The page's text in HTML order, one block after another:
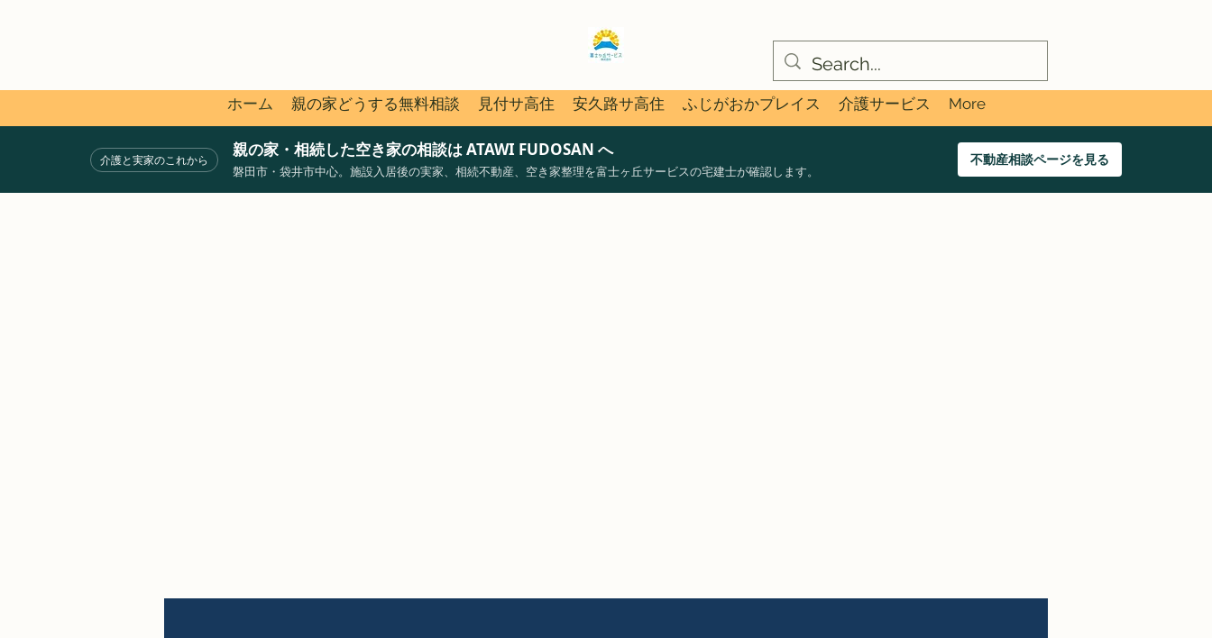
ホーム 親の家どうする無料相談 見付サ高住 安久路サ高住 ふじがおかプレイス 介護サービス More
介護と実家のこれから 親の家・相続した空き家の相談は ATAWI FUDOSAN へ
磐田市・袋井市中心。施設入居後の実家、相続不動産、空き家整理を富士ヶ丘サービスの宅建士が確認します。
不動産相談ページを見る